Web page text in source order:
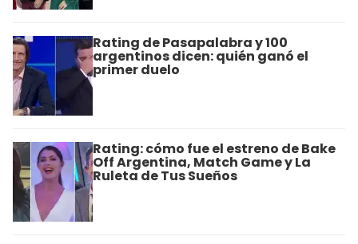
Rating de Pasapalabra y 100
argentinos dicen: quién ganó el
primer duelo
Rating: cómo fue el estreno de Bake
Off Argentina, Match Game y La
Ruleta de Tus Sueños